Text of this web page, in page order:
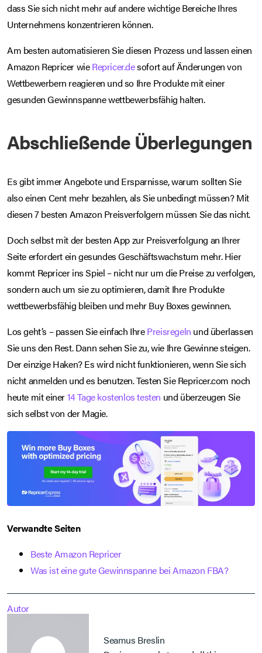
dass Sie sich nicht mehr auf andere wichtige Bereiche Ihres
Unternehmens konzentrieren können.
Am besten automatisieren Sie diesen Prozess und lassen einen
Amazon Repricer wieRepricer.desofort auf Änderungen von
Wettbewerbern reagieren und so Ihre Produkte mit einer
gesunden Gewinnspanne wettbewerbsfähig halten.
Abschließende Überlegungen
Es gibt immer Angebote und Ersparnisse, warum sollten Sie
also einen Cent mehr bezahlen, als Sie unbedingt müssen? Mit
diesen 7 besten Amazon Preisverfolgern müssen Sie das nicht.
Doch selbst mit der besten App zur Preisverfolgung an Ihrer
Seite erfordert ein gesundes Geschäftswachstum mehr. Hier
kommt Repricer ins Spiel – nicht nur um die Preise zu verfolgen,
sondern auch um sie zu optimieren, damit Ihre Produkte
wettbewerbsfähig bleiben und mehr Buy Boxes gewinnen.
Los geht’s – passen Sie einfach IhrePreisregeln und überlassen
Sie uns den Rest. Dann sehen Sie zu, wie Ihre Gewinne steigen.
Der einzige Haken? Es wird nicht funktionieren, wenn Sie sich
nicht anmelden und es benutzen. Testen Sie Repricer.com noch
heute mit einer14 Tage kostenlos testen und überzeugen Sie
sich selbst von der Magie.
Verwandte Seiten
Beste Amazon Repricer
Was ist eine gute Gewinnspanne bei Amazon FBA?
Autor
Seamus Breslin